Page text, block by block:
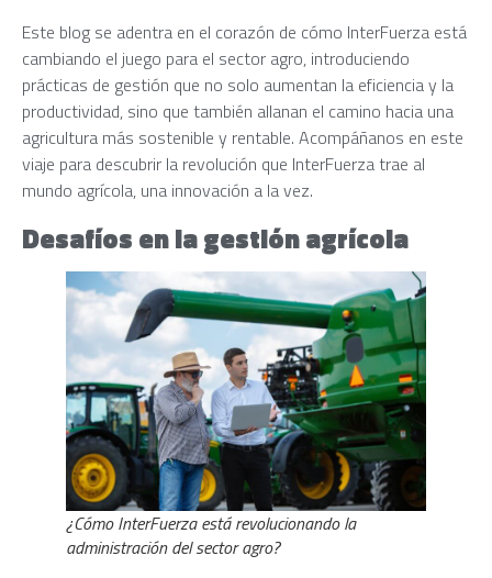
Este blog se adentra en el corazón de cómo InterFuerza está
cambiando el juego para el sector agro, introduciendo
prácticas de gestión que no solo aumentan la eficiencia y la
productividad, sino que también allanan el camino hacia una
agricultura más sostenible y rentable. Acompáñanos en este
viaje para descubrir la revolución que InterFuerza trae al
mundo agrícola, una innovación a la vez.
Desafíos en la gestión agrícola
¿Cómo InterFuerza está revolucionando la
administración del sector agro?